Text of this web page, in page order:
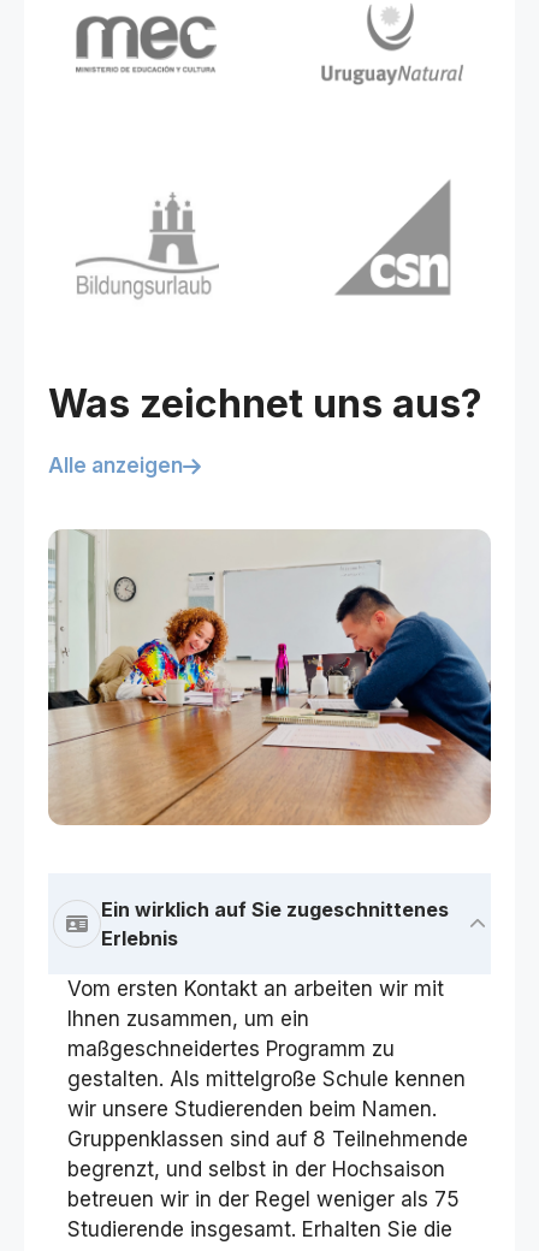
Was zeichnet uns aus?
Alle anzeigen
Ein wirklich auf Sie zugeschnittenes
Erlebnis
Vom ersten Kontakt an arbeiten wir mit
Ihnen zusammen, um ein
maßgeschneidertes Programm zu
gestalten. Als mittelgroße Schule kennen
wir unsere Studierenden beim Namen.
Gruppenklassen sind auf 8 Teilnehmende
begrenzt, und selbst in der Hochsaison
betreuen wir in der Regel weniger als 75
Studierende insgesamt. Erhalten Sie die